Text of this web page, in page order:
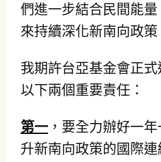
們進一步結合民間能
來持續深化新南向政策
我期許台亞基金會正
以下兩個重要責任：
第一 ，要全力辦好一
升新南向政策的國際連